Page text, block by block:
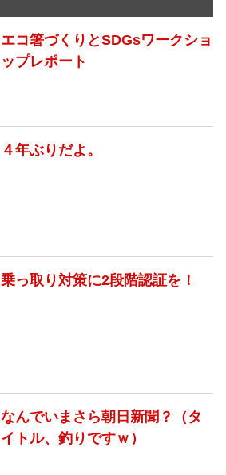
エコ箸づくりとSDGsワークショ
ップレポート
４年ぶりだよ。
乗っ取り対策に2段階認証を！
なんでいまさら朝日新聞？（タ
イトル、釣りですｗ）